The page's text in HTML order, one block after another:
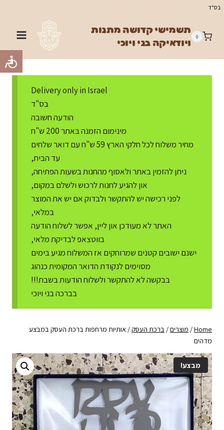
Skip
content
בס"ד
0
תשמישי קדושה מתנות
ויודאיקה בני ויוכי
Delivery only in Israel
בס"ד
הודעה חשובה
מינימום הזמנה באתר 200 ש"ח
מחיר משלוח לכל חלקי הארץ 59 ש"ח עם דואר שלחים
עד הבית,
ניתן להזמין באתר ולאסוף מהחנות בשעות הפתיחה,
און להגיע לחנות לרכוש ולשלם במקום,
לפני רכישה יש להתקשר ולבדוק אם יש את המוצר
במלאי,
האתר לא מעודכן און ליין, אפשר לשלוח הודעה
בווטצאפ לבדיקת מלאי,
ישנם ישובים קטנים שמרוחקים אז המשלוח מגיע בימים
מסוימים לנקודת הדואר המקומית כנהוג
בבקשה לא להתקשר ולשלוח הודעות בשבת!!!
בברכה בני ויוכי
Home
/ מוצרים/ ברכת העסק/ אותיות מרחפות ברכת העסק במבצע
מדהים
מבצע!